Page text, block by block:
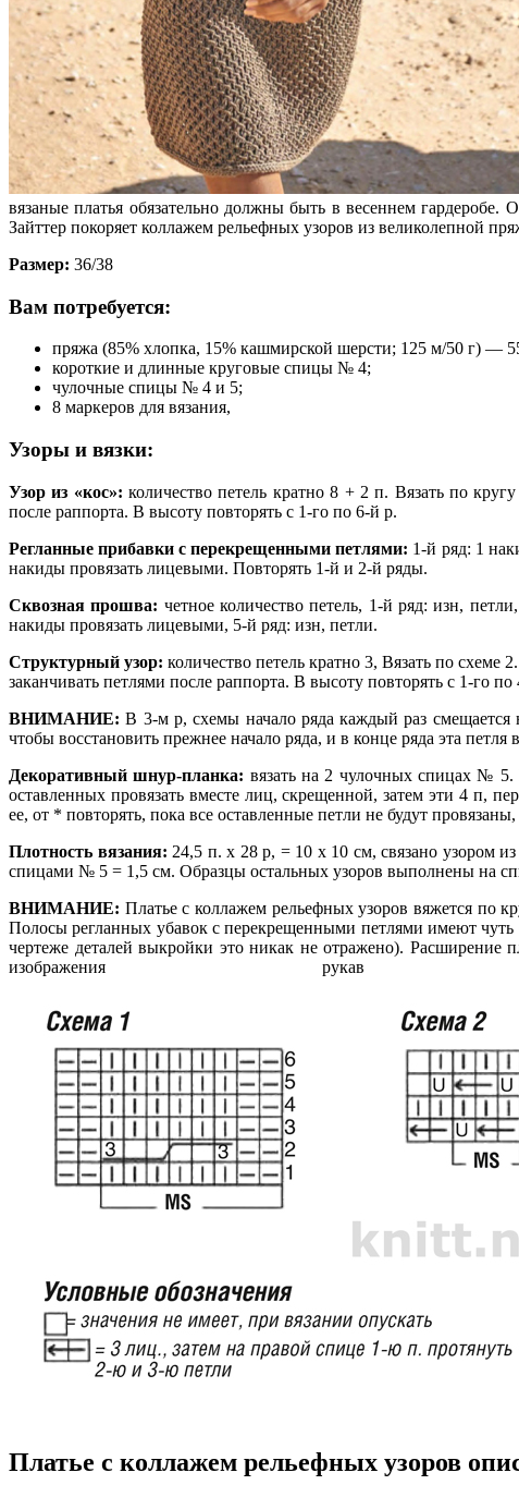
вязаные платья обязательно должны быть в весеннем
Зайттер покоряет коллажем рельефных узоров из великолепной
Размер: 36/38
Вам потребуется:
пряжа (85% хлопка, 15% кашмирской шерсти; 125 м/50 г) —
короткие и длинные круговые спицы № 4;
чулочные спицы № 4 и 5;
8 маркеров для вязания,
Узоры и вязки:
Узор из «кос»: количество петель кратно 8 + 2 п. Вязать по
после раппорта. В высоту повторять с 1-го по 6-й р.
Регланные прибавки с перекрещенными петлями: 1-й ряд: 1
накиды провязать лицевыми. Повторять 1-й и 2-й ряды.
Сквозная прошва: четное количество петель, 1-й ряд: изн,
накиды провязать лицевыми, 5-й ряд: изн, петли.
Структурный узор: количество петель кратно 3, Вязать по
заканчивать петлями после раппорта. В высоту повторять с 1-го по
ВНИМАНИЕ: В 3-м р, схемы начало ряда каждый раз смещается
чтобы восстановить прежнее начало ряда, и в конце ряда эта петля
Декоративный шнур-планка: вязать на 2 чулочных спицах №
оставленных провязать вместе лиц, скрещенной, затем эти 4 п,
ее, от * повторять, пока все оставленные петли не будут
Плотность вязания: 24,5 п. х 28 р, = 10 х 10 см, связано узором
спицами № 5 = 1,5 см. Образцы остальных узоров выполнены на
ВНИМАНИЕ: Платье с коллажем рельефных узоров вяжется по
Полосы регланных убавок с перекрещенными петлями имеют чуть
чертеже деталей выкройки это никак не отражено). Расширение
изображения
Платье с коллажем рельефных узоров